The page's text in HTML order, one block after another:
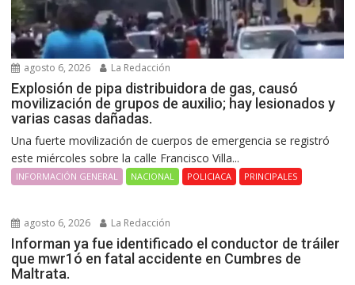
agosto 6, 2026 La Redacción
Explosión de pipa distribuidora de gas, causó
movilización de grupos de auxilio; hay lesionados y
varias casas dañadas.
Una fuerte movilización de cuerpos de emergencia se registró
este miércoles sobre la calle Francisco Villa...
INFORMACIÓN GENERAL NACIONAL POLICIACA PRINCIPALES
agosto 6, 2026 La Redacción
Informan ya fue identificado el conductor de tráiler
que mwr1ó en fatal accidente en Cumbres de
Maltrata.